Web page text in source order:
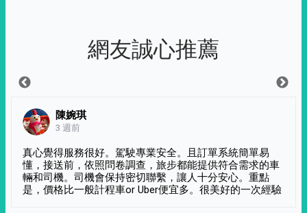
網友誠心推薦
陳婉琪
3 週前
真心覺得服務很好。駕駛專業安全。且訂單系統簡單易
懂，接送前，依照問卷調查，旅步都能提供符合需求的車
輛和司機。司機會保持密切聯繫，讓人十分安心。重點
是，價格比一般計程車or Uber便宜多。很美好的一次經驗